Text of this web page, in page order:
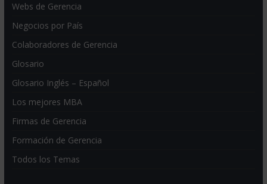
Webs de Gerencia
Negocios por País
Colaboradores de Gerencia
Glosario
Glosario Inglés – Español
Los mejores MBA
Firmas de Gerencia
Formación de Gerencia
Todos los Temas